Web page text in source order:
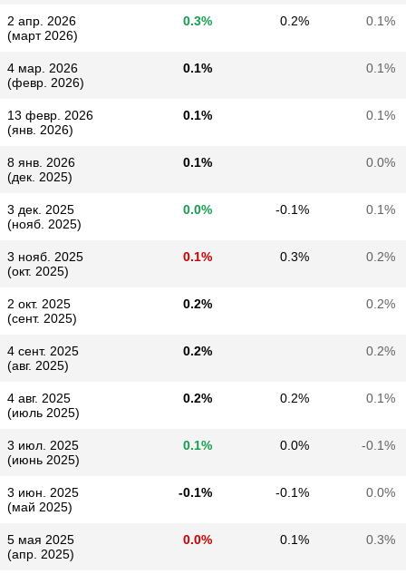
2 апр. 2026
(март 2026)
0.3% 0.2% 0.1%
4 мар. 2026
(февр. 2026)
0.1% 0.1%
13 февр. 2026
(янв. 2026)
0.1% 0.1%
8 янв. 2026
(дек. 2025)
0.1% 0.0%
3 дек. 2025
(нояб. 2025)
0.0% -0.1% 0.1%
3 нояб. 2025
(окт. 2025)
0.1% 0.3% 0.2%
2 окт. 2025
(сент. 2025)
0.2% 0.2%
4 сент. 2025
(авг. 2025)
0.2% 0.2%
4 авг. 2025
(июль 2025)
0.2% 0.2% 0.1%
3 июл. 2025
(июнь 2025)
0.1% 0.0% -0.1%
3 июн. 2025
(май 2025)
-0.1% -0.1% 0.0%
5 мая 2025
(апр. 2025)
0.0% 0.1% 0.3%